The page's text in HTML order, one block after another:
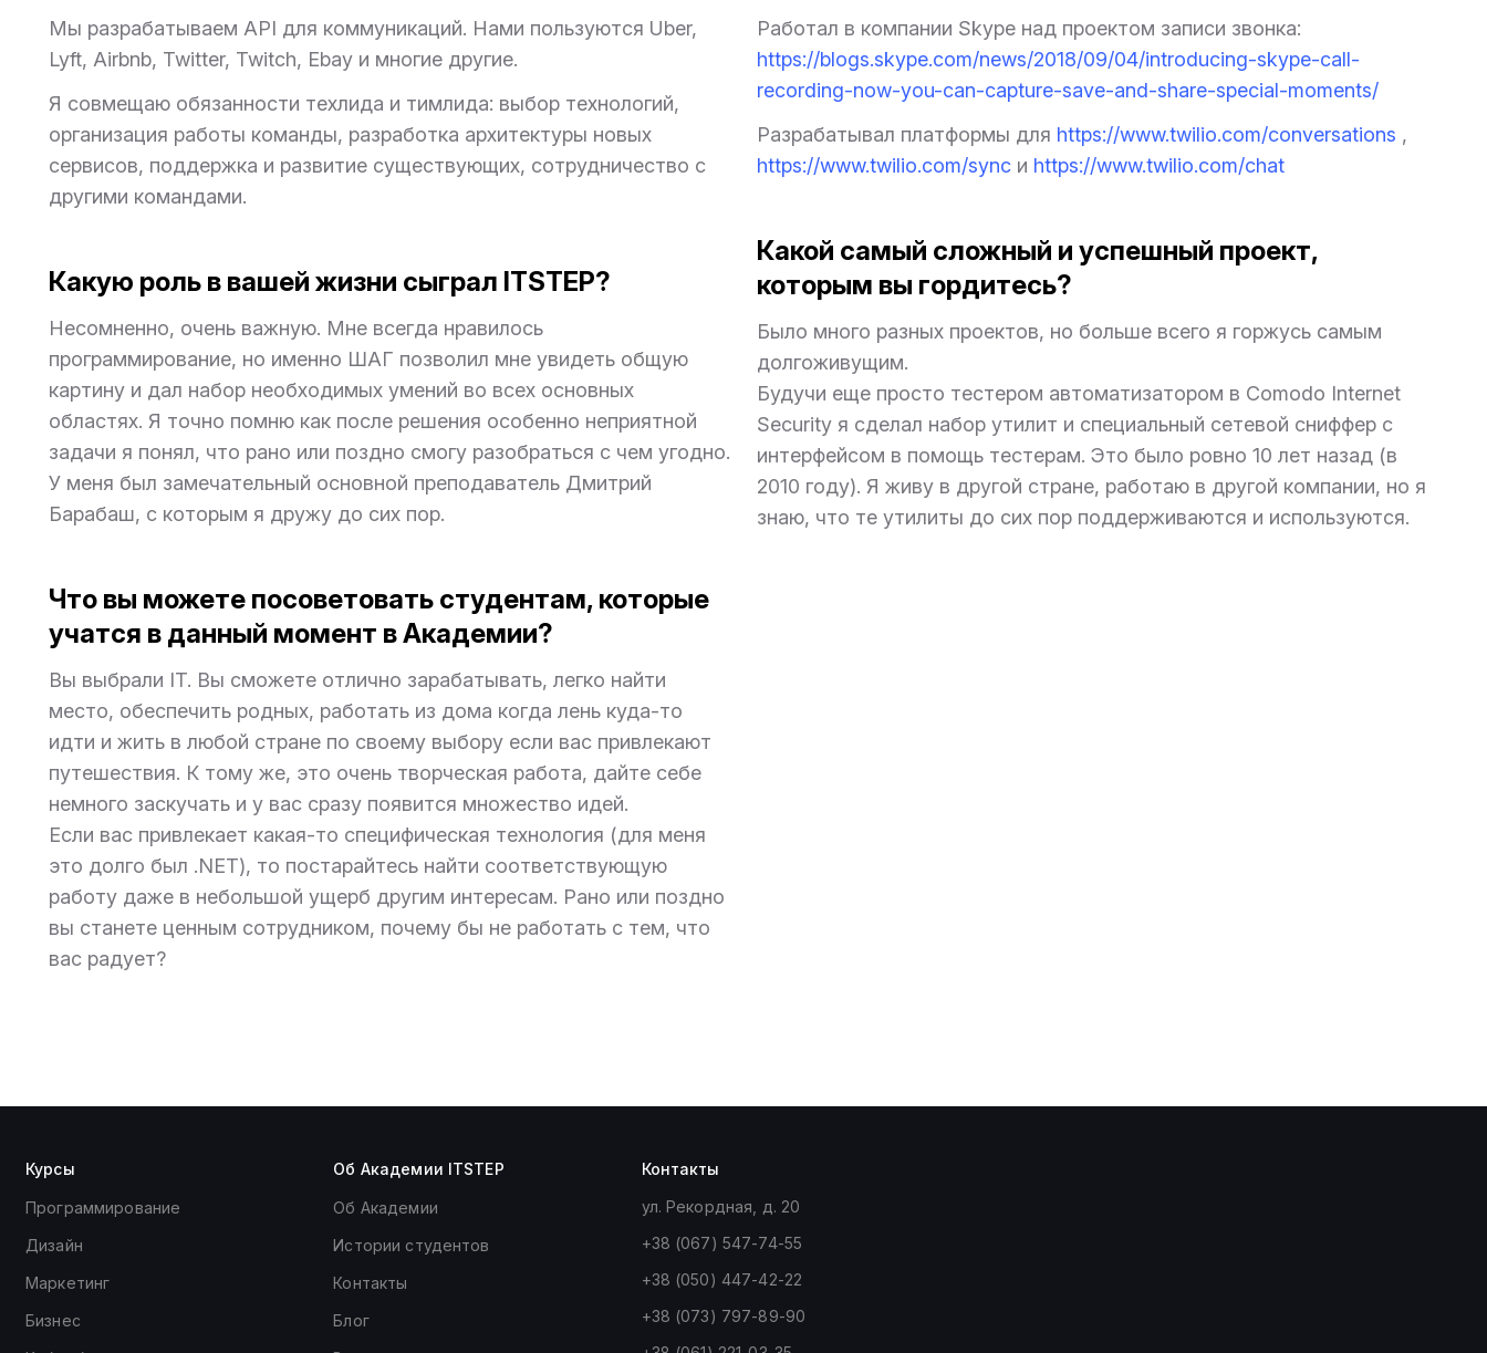
Мы разрабатываем API для коммуникаций. Нами пользуются Uber,
Lyft, Airbnb, Twitter, Twitch, Ebay и многие другие.
Я совмещаю обязанности техлида и тимлида: выбор технологий,
организация работы команды, разработка архитектуры новых
сервисов, поддержка и развитие существующих, сотрудничество с
другими командами.
Работал в компании Skype над проектом записи звонка:
https://blogs.skype.com/news/2018/09/04/introducing-skype-call-
recording-now-you-can-capture-save-and-share-special-moments/
Разрабатывал платформы для https://www.twilio.com/conversations ,
https://www.twilio.com/sync и https://www.twilio.com/chat
Какой самый сложный и успешный проект,
которым вы гордитесь?
Было много разных проектов, но больше всего я горжусь самым
долгоживущим.
Будучи еще просто тестером автоматизатором в Comodo Internet
Security я сделал набор утилит и специальный сетевой сниффер с
интерфейсом в помощь тестерам. Это было ровно 10 лет назад (в
2010 году). Я живу в другой стране, работаю в другой компании, но я
знаю, что те утилиты до сих пор поддерживаются и используются.
Какую роль в вашей жизни сыграл ITSTEP?
Несомненно, очень важную. Мне всегда нравилось
программирование, но именно ШАГ позволил мне увидеть общую
картину и дал набор необходимых умений во всех основных
областях. Я точно помню как после решения особенно неприятной
задачи я понял, что рано или поздно смогу разобраться с чем угодно.
У меня был замечательный основной преподаватель Дмитрий
Барабаш, с которым я дружу до сих пор.
Что вы можете посоветовать студентам, которые
учатся в данный момент в Академии?
Вы выбрали IT. Вы сможете отлично зарабатывать, легко найти
место, обеспечить родных, работать из дома когда лень куда-то
идти и жить в любой стране по своему выбору если вас привлекают
путешествия. К тому же, это очень творческая работа, дайте себе
немного заскучать и у вас сразу появится множество идей.
Если вас привлекает какая-то специфическая технология (для меня
это долго был .NET), то постарайтесь найти соответствующую
работу даже в небольшой ущерб другим интересам. Рано или поздно
вы станете ценным сотрудником, почему бы не работать с тем, что
вас радует?
Курсы
Программирование
Дизайн
Маркетинг
Бизнес
Об Академии ITSTEP
Об Академии
Истории студентов
Контакты
Блог
Контакты
ул. Рекордная, д. 20
+38 (067) 547-74-55
+38 (050) 447-42-22
+38 (073) 797-89-90